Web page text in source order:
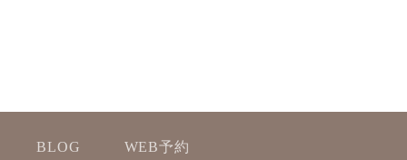
BLOG WEB予約